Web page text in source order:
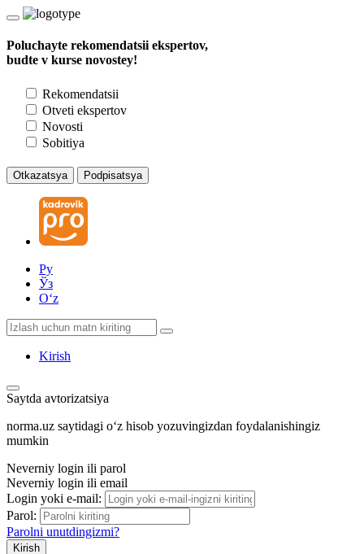
Poluchayte rekomendatsii ekspertov,
budte v kurse novostey!
Rekomendatsii
Otveti ekspertov
Novosti
Sobitiya
Otkazatsya Podpisatsya
Ру
Ўз
Oʻz
Kirish
Saytda avtorizatsiya
norma.uz saytidagi oʻz hisob yozuvingizdan foydalanishingiz
mumkin
Neverniy login ili parol
Neverniy login ili email
Login yoki e-mail:
Parol:
Parolni unutdingizmi?